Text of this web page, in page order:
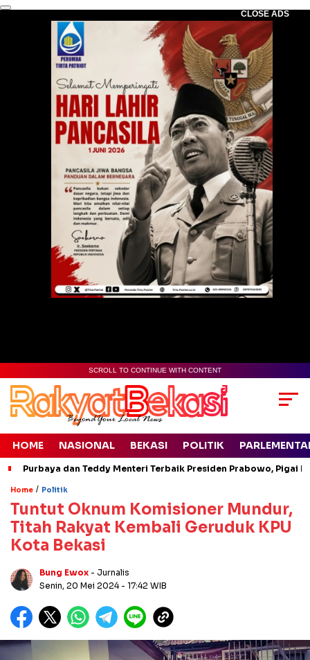
CLOSE ADS
SCROLL TO CONTINUE WITH CONTENT
HOME NASIONAL BEKASI POLITIK
Purbaya dan Teddy Menteri Terbaik Presiden Prabowo, Pigai
Home / Politik
Tuntut Oknum Komisioner Mundur,
Titah Rakyat Kembali Geruduk KPU
Kota Bekasi
Bung Ewox - Jurnalis
Senin, 20 Mei 2024 - 17:42 WIB